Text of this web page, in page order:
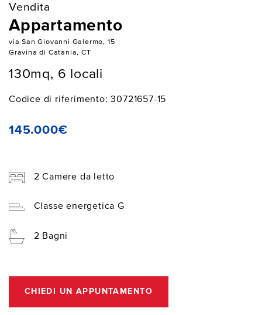
Vendita
Appartamento
via San Giovanni Galermo, 15
Gravina di Catania, CT
130mq, 6 locali
Codice di riferimento: 30721657-15
145.000€
2 Camere da letto
Classe energetica G
2 Bagni
CHIEDI UN APPUNTAMENTO